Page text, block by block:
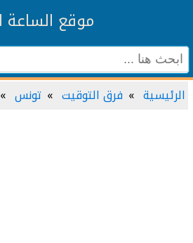
موقع الساعة
الرئيسية فرق التوقيت تونس